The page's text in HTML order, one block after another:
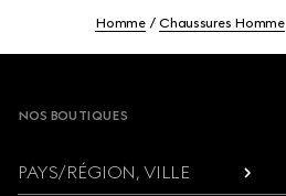
Homme Chaussures Homme
NOS BOUTIQUES
PAYS/RÉGION, VILLE